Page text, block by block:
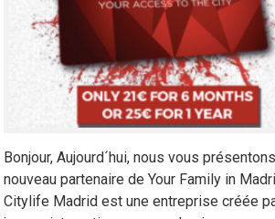
Bonjour, Aujourd´hui, nous vous
nouveau partenaire de Your Family in
Citylife Madrid est une entreprise créée